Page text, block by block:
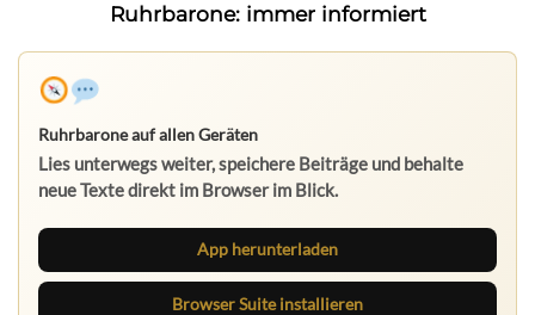
Ruhrbarone: immer informiert
Ruhrbarone auf allen Geräten
Lies unterwegs weiter, speichere Beiträge und behalte
neue Texte direkt im Browser im Blick.
App herunterladen
Browser Suite installieren